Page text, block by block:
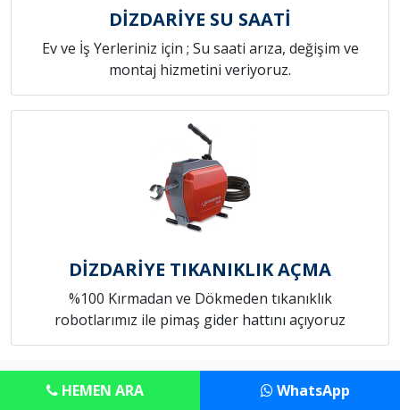
DİZDARİYE SU SAATİ
Ev ve İş Yerleriniz için ; Su saati arıza, değişim ve
montaj hizmetini veriyoruz.
DİZDARİYE TIKANIKLIK AÇMA
%100 Kırmadan ve Dökmeden tıkanıklık
robotlarımız ile pimaş gider hattını açıyoruz
HEMEN ARA WhatsApp
Copyright © Anadolu Konut Tamircim